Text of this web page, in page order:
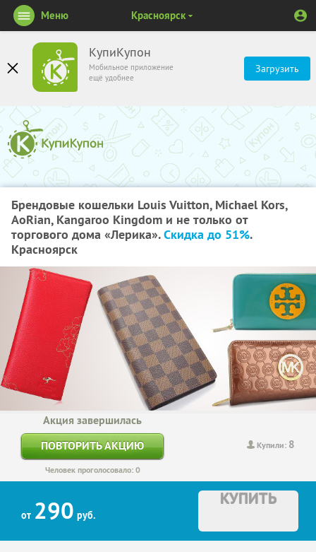
КупиКупон
Мобильное приложение
ещё удобнее
Загрузить
Меню Красноярск
Брендовые кошельки Louis Vuitton, Michael Kors,
AoRian, Kangaroo Kingdom и не только от
торгового дома «Лерика».Скидка до 51%.
Красноярск
Купили: 8
Акция завершилась
ПОВТОРИТЬ АКЦИЮ
Человек проголосовало: 0
от 290 руб.
КУПИТЬ